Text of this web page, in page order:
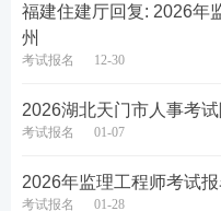
证、考场座次表、证书
选用上传的报名照片。
（四）填写报名信息。
理相关事项。系统生成
福建住建厅回复: 2026年
州
考试报名 12-30
2026湖北天门市人事考
考试报名 01-07
2026年监理工程师考试
考试报名 01-28